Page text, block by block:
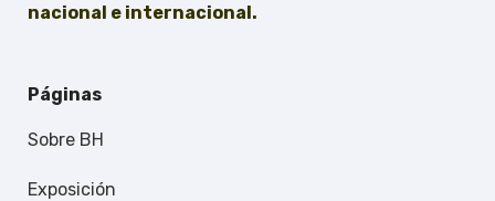
nacional e internacional.
Páginas
Sobre BH
Exposición